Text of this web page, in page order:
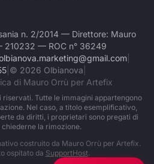
n. 2/2014 — Direttore: Mauro
210232 — ROC n° 36249
| © 2026 Olbianova
di Mauro Orrù per Artefix
Tutte le immagini appartengono
Nel caso, a titolo esemplificativo,
da diritti, i proprietari sono pregati di
chiederne la rimozione.
costruito da Mauro Orrù per Artefix.
ospitato da SupportHost.